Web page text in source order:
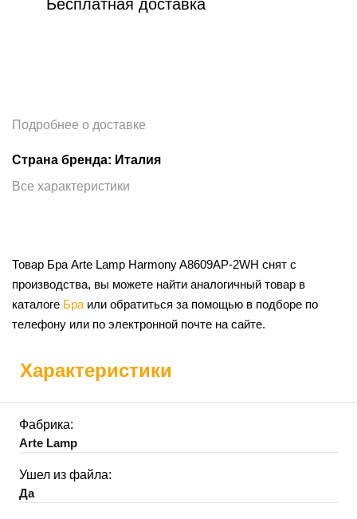
Бесплатная доставка
Подробнее о доставке
Страна бренда: Италия
Все характеристики
Товар Бра Arte Lamp Harmony A8609AP-2WH снят с
производства, вы можете найти аналогичный товар в
каталоге Бра или обратиться за помощью в подборе по
телефону или по электронной почте на сайте.
Характеристики
Фабрика:
Arte Lamp
Ушел из файла:
Да